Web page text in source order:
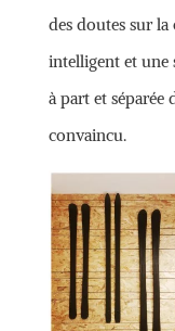
des doutes sur la
intelligent et une
à part et séparée
convaincu.